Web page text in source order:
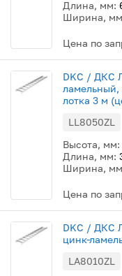
Длина, мм:
Ширина,
Цена по
DKC / ДКС
лотка 3 м
LL8050ZL
Высота, мм:
Длина, мм:
Ширина,
Цена по
DKC / ДКС
цинк-
LA8010ZL